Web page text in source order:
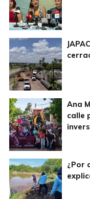
Ana
calle
¿Por